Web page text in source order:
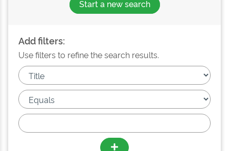
Start a new search
Add filters:
Use filters to refine the search results.